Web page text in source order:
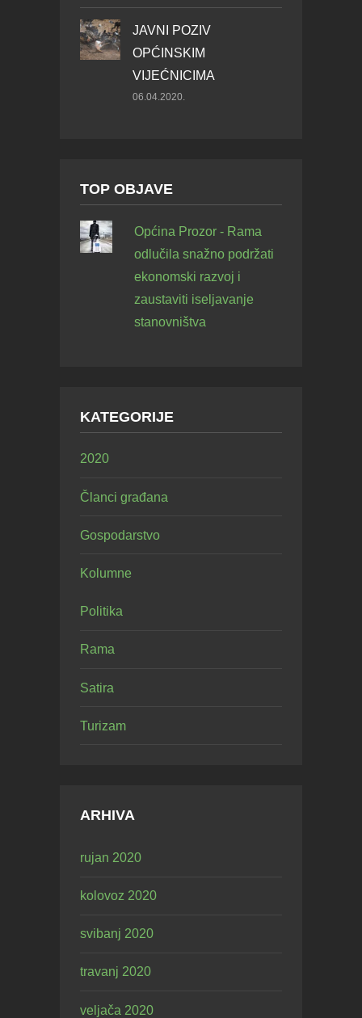
JAVNI POZIV
OPĆINSKIM
VIJEĆNICIMA
06.04.2020.
TOP OBJAVE
Općina Prozor - Rama
odlučila snažno podržati
ekonomski razvoj i
zaustaviti iseljavanje
stanovništva
KATEGORIJE
2020
Članci građana
Gospodarstvo
Kolumne
Politika
Rama
Satira
Turizam
ARHIVA
rujan 2020
kolovoz 2020
svibanj 2020
travanj 2020
veljača 2020